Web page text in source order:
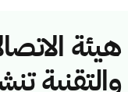
هيئة
والتقنية